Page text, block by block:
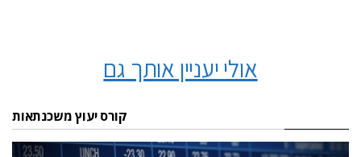
אולי יעניין אותך גם
קורס יעוץ משכנתאות